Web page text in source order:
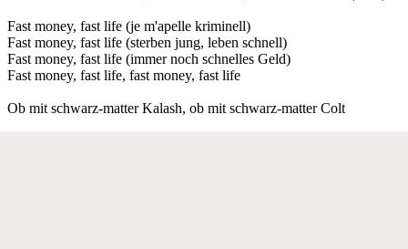
Fast money, fast life (je m'apelle kriminell)
Fast money, fast life (sterben jung, leben schnell)
Fast money, fast life (immer noch schnelles Geld)
Fast money, fast life, fast money, fast life
Ob mit schwarz-matter Kalash, ob mit schwarz-matter Colt